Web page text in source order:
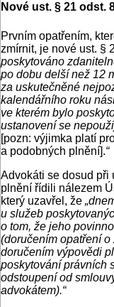
Nové ust. § 21 odst.
Prvním opatřením,
zmírnit, je nové ust. §
poskytováno
po dobu delší než 12
za uskutečněné
kalendářního roku
ve kterém bylo
ustanovení se
[pozn: výjimka platí
a podobných plnění].“
Advokáti se dosud při
plnění řídili nálezem
který uzavřel, že
u služeb
o tom, že jeho
(doručením opatření
doručením výpovědi
poskytování právních
odstoupení od
advokátem).“